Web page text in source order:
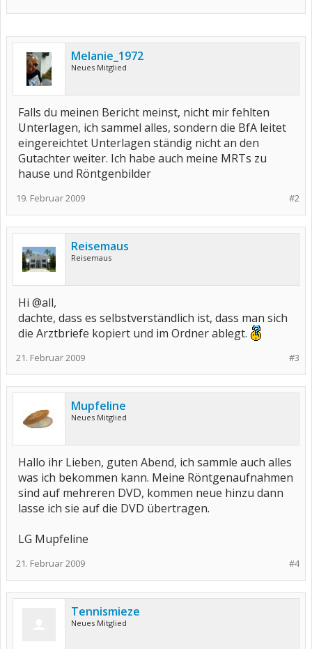
Melanie_1972
Neues Mitglied
Falls du meinen Bericht meinst, nicht mir fehlten
Unterlagen, ich sammel alles, sondern die BfA leitet
eingereichtet Unterlagen ständig nicht an den
Gutachter weiter. Ich habe auch meine MRTs zu
hause und Röntgenbilder
#2
19. Februar 2009
Reisemaus
Reisemaus
Hi @all,
dachte, dass es selbstverständlich ist, dass man sich
die Arztbriefe kopiert und im Ordner ablegt.
#3
21. Februar 2009
Mupfeline
Neues Mitglied
Hallo ihr Lieben, guten Abend, ich sammle auch alles
was ich bekommen kann. Meine Röntgenaufnahmen
sind auf mehreren DVD, kommen neue hinzu dann
lasse ich sie auf die DVD übertragen.
LG Mupfeline
#4
21. Februar 2009
Tennismieze
Neues Mitglied